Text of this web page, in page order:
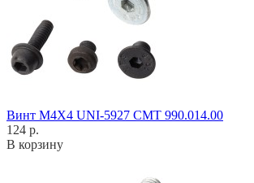
Винт M4X4 UNI-5927 CMT 990.014.00
124 р.
В корзину